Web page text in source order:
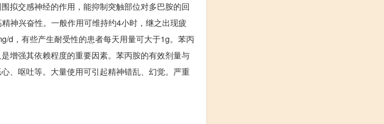
拟交感神经的作用，能抑制突触部位对多巴胺的回
神兴奋性。一般作用可维持约4小时，继之出现疲
d，有些产生耐受性的患者每天用量可大于1g。苯丙
增强其依赖程度的重要因素。苯丙胺的有效剂量与
、呕吐等。大量使用可引起精神错乱、幻觉。严重